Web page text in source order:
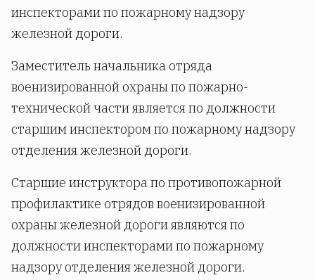
инспекторами по пожарному надзору
железной дороги.
Заместитель начальника отряда
военизированной охраны по пожарно-
технической части является по должности
старшим инспектором по пожарному надзору
отделения железной дороги.
Старшие инструктора по противопожарной
профилактике отрядов военизированной
охраны железной дороги являются по
должности инспекторами по пожарному
надзору отделения железной дороги.